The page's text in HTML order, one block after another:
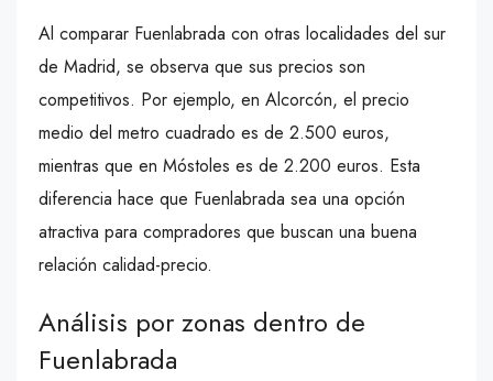
Al comparar Fuenlabrada con otras localidades del sur
de Madrid, se observa que sus precios son
competitivos. Por ejemplo, en Alcorcón, el precio
medio del metro cuadrado es de 2.500 euros,
mientras que en Móstoles es de 2.200 euros. Esta
diferencia hace que Fuenlabrada sea una opción
atractiva para compradores que buscan una buena
relación calidad-precio.
Análisis por zonas dentro de
Fuenlabrada